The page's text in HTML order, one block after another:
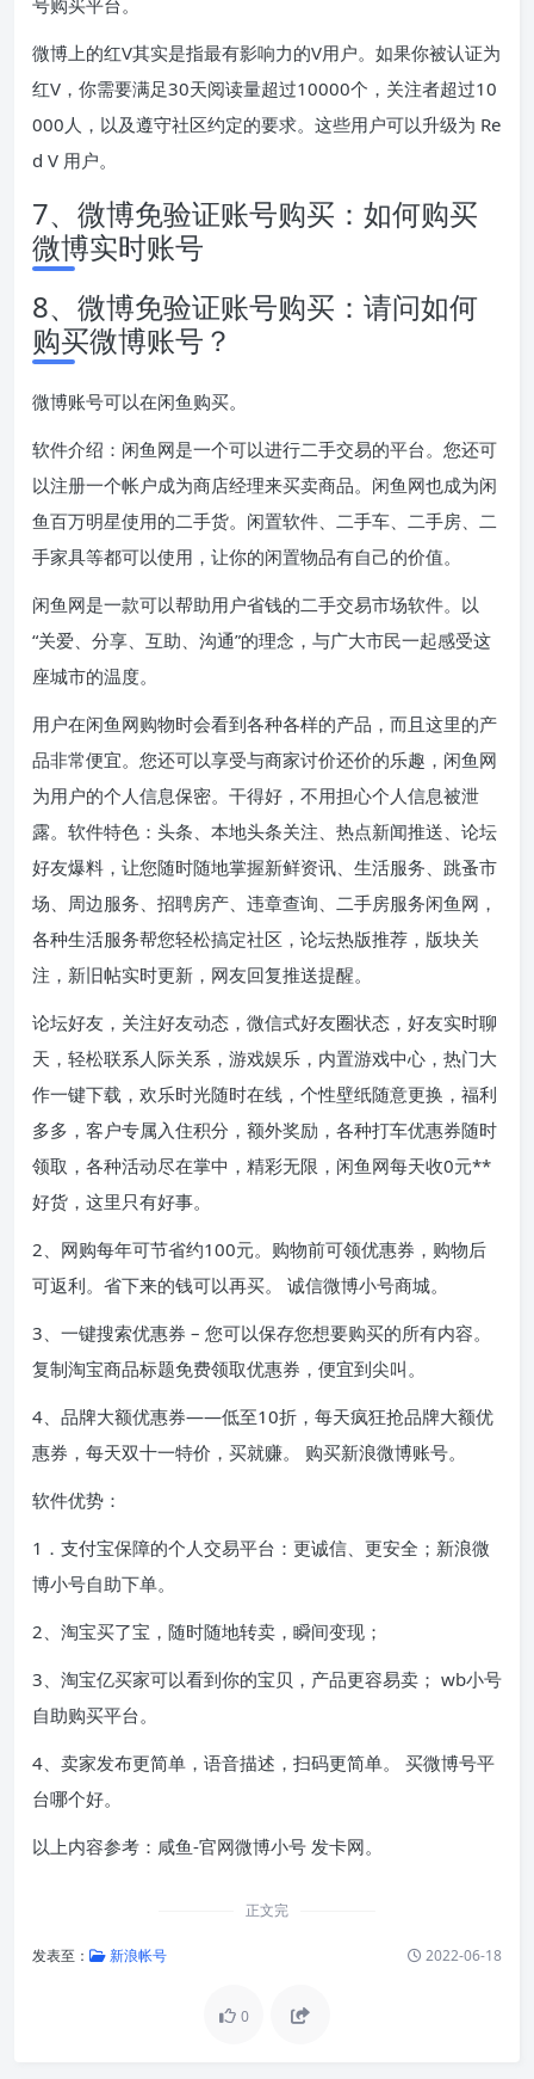
号购买平台。
微博上的红V其实是指最有影响力的V用户。如果你被认证为
红V，你需要满足30天阅读量超过10000个，关注者超过10
000人，以及遵守社区约定的要求。这些用户可以升级为 Re
d V 用户。
7、微博免验证账号购买：如何购买
微博实时账号
8、微博免验证账号购买：请问如何
购买微博账号？
微博账号可以在闲鱼购买。
软件介绍：闲鱼网是一个可以进行二手交易的平台。您还可
以注册一个帐户成为商店经理来买卖商品。闲鱼网也成为闲
鱼百万明星使用的二手货。闲置软件、二手车、二手房、二
手家具等都可以使用，让你的闲置物品有自己的价值。
闲鱼网是一款可以帮助用户省钱的二手交易市场软件。以
“关爱、分享、互助、沟通”的理念，与广大市民一起感受这
座城市的温度。
用户在闲鱼网购物时会看到各种各样的产品，而且这里的产
品非常便宜。您还可以享受与商家讨价还价的乐趣，闲鱼网
为用户的个人信息保密。干得好，不用担心个人信息被泄
露。软件特色：头条、本地头条关注、热点新闻推送、论坛
好友爆料，让您随时随地掌握新鲜资讯、生活服务、跳蚤市
场、周边服务、招聘房产、违章查询、二手房服务闲鱼网，
各种生活服务帮您轻松搞定社区，论坛热版推荐，版块关
注，新旧帖实时更新，网友回复推送提醒。
论坛好友，关注好友动态，微信式好友圈状态，好友实时聊
天，轻松联系人际关系，游戏娱乐，内置游戏中心，热门大
作一键下载，欢乐时光随时在线，个性壁纸随意更换，福利
多多，客户专属入住积分，额外奖励，各种打车优惠券随时
领取，各种活动尽在掌中，精彩无限，闲鱼网每天收0元**
好货，这里只有好事。
2、网购每年可节省约100元。购物前可领优惠券，购物后
可返利。省下来的钱可以再买。 诚信微博小号商城。
3、一键搜索优惠券 – 您可以保存您想要购买的所有内容。
复制淘宝商品标题免费领取优惠券，便宜到尖叫。
4、品牌大额优惠券——低至10折，每天疯狂抢品牌大额优
惠券，每天双十一特价，买就赚。 购买新浪微博账号。
软件优势：
1．支付宝保障的个人交易平台：更诚信、更安全；新浪微
博小号自助下单。
2、淘宝买了宝，随时随地转卖，瞬间变现；
3、淘宝亿买家可以看到你的宝贝，产品更容易卖； wb小号
自助购买平台。
4、卖家发布更简单，语音描述，扫码更简单。 买微博号平
台哪个好。
以上内容参考：咸鱼-官网微博小号 发卡网。
正文完
发表至： 新浪帐号 2022-06-18
0